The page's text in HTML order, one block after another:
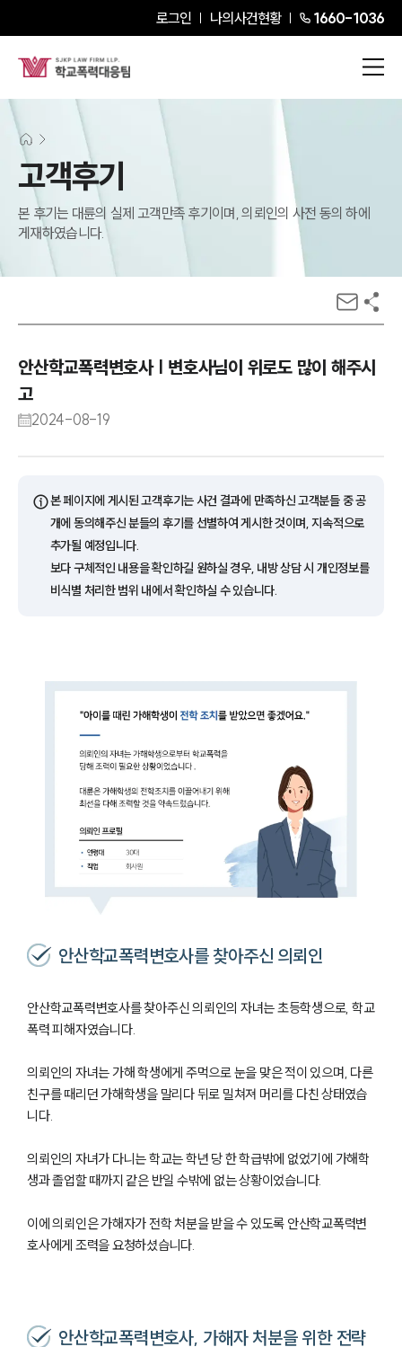
로그인 나의사건현황 1660-1036
고객후기
본 후기는 대륜의 실제 고객만족 후기이며, 의뢰인의 사전 동의 하에
게재하였습니다.
안산학교폭력변호사 | 변호사님이 위로도 많이 해주시
고
2024-08-19
ⓘ본 페이지에 게시된 고객후기는 사건 결과에 만족하신 고객분들 중 공
개에 동의해주신 분들의 후기를 선별하여 게시한 것이며, 지속적으로
추가될 예정입니다.
보다 구체적인 내용을 확인하길 원하실 경우, 내방 상담 시 개인정보를
비식별 처리한 범위 내에서 확인하실 수 있습니다.
안산학교폭력변호사를 찾아주신 의뢰인
안산학교폭력변호사를 찾아주신 의뢰인의 자녀는 초등학생으로, 학교
폭력 피해자였습니다.
의뢰인의 자녀는 가해 학생에게 주먹으로 눈을 맞은 적이 있으며, 다른
친구를 때리던 가해학생을 말리다 뒤로 밀쳐져 머리를 다친 상태였습
니다.
의뢰인의 자녀가 다니는 학교는 학년 당 한 학급밖에 없었기에 가해학
생과 졸업할 때까지 같은 반일 수밖에 없는 상황이었습니다.
이에 의뢰인은 가해자가 전학 처분을 받을 수 있도록 안산학교폭력변
호사에게 조력을 요청하셨습니다.
안산학교폭력변호사, 가해자 처분을 위한 전략